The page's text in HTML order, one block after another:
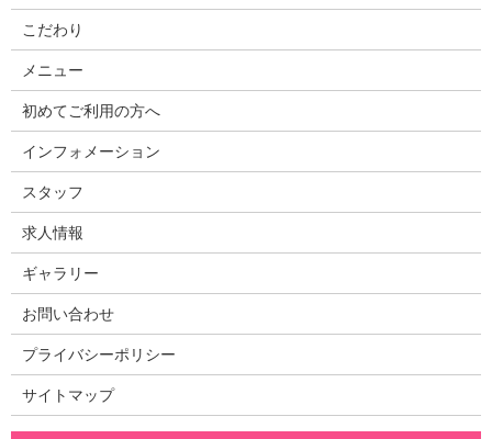
こだわり
メニュー
初めてご利用の方へ
インフォメーション
スタッフ
求人情報
ギャラリー
お問い合わせ
プライバシーポリシー
サイトマップ